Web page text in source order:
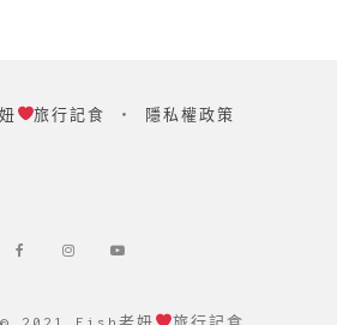
旅行記食 ‧ 隱私權政策